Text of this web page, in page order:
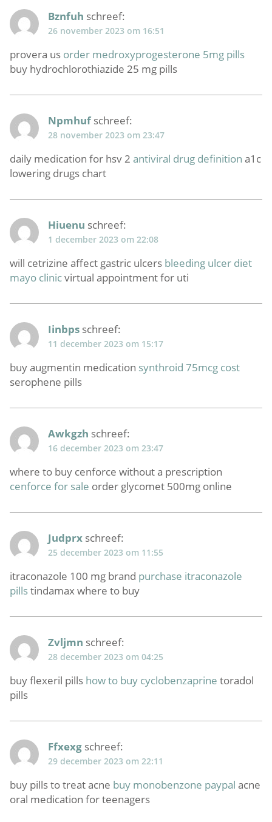
Bznfuh schreef:
26 november 2023 om 16:51
provera us order medroxyprogesterone 5mg pills
buy hydrochlorothiazide 25 mg pills
Npmhuf schreef:
28 november 2023 om 23:47
daily medication for hsv 2 antiviral drug definition a1c
lowering drugs chart
Hiuenu schreef:
1 december 2023 om 22:08
will cetrizine affect gastric ulcers bleeding ulcer diet
mayo clinicvirtual appointment for uti
Iinbps schreef:
11 december 2023 om 15:17
buy augmentin medication synthroid 75mcg cost
serophene pills
Awkgzh schreef:
16 december 2023 om 23:47
where to buy cenforce without a prescription
cenforce for sale order glycomet 500mg online
Judprx schreef:
25 december 2023 om 11:55
itraconazole 100 mg brand purchase itraconazole
pillstindamax where to buy
Zvljmn schreef:
28 december 2023 om 04:25
buy flexeril pills how to buy cyclobenzaprine toradol
pills
Ffxexg schreef:
29 december 2023 om 22:11
buy pills to treat acne buy monobenzone paypal acne
oral medication for teenagers